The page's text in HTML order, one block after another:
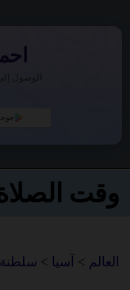
الوصول
وقت
العالم > آسيا >